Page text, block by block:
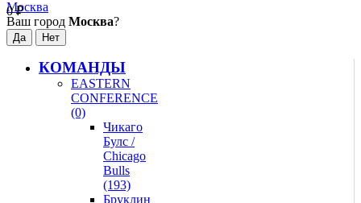
0₽
Москва
Ваш город Москва?
КОМАНДЫ
EASTERN
CONFERENCE
(0)
Чикаго
Булс /
Chicago
Bulls
(193)
Бруклин